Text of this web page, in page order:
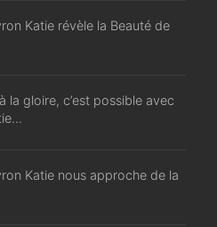
Katie révèle la Beauté de
la gloire, c’est possible avec
Katie nous approche de la